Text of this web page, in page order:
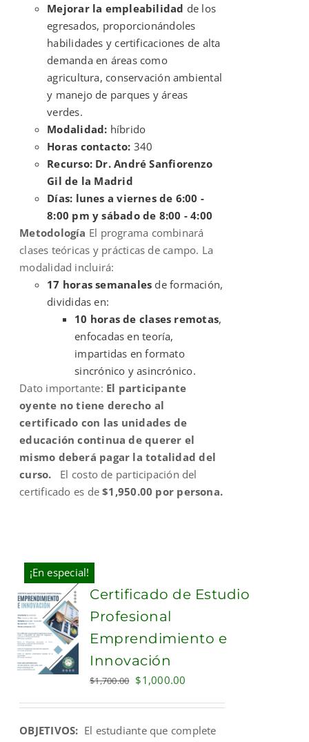
Mejorar la empleabilidad de los
egresados, proporcionándoles
habilidades y certificaciones de alta
demanda en áreas como
agricultura, conservación ambiental
y manejo de parques y áreas
verdes.
Modalidad: híbrido
Horas contacto: 340
Recurso: Dr. André Sanfiorenzo
Gil de la Madrid
Días: lunes a viernes de 6:00 -
8:00 pm y sábado de 8:00 - 4:00
Metodología El programa combinará
clases teóricas y prácticas de campo. La
modalidad incluirá:
17 horas semanales de formación,
divididas en:
10 horas de clases remotas,
enfocadas en teoría,
impartidas en formato
sincrónico y asincrónico.
Dato importante: El participante
oyente no tiene derecho al
certificado con las unidades de
educación continua de querer el
mismo deberá pagar la totalidad del
curso.
El costo de participación del
certificado es de$1,950.00 por persona.
¡En especial!
ADD TO
CART
Certificado de Estudio
Profesional
Emprendimiento e
Innovación
$1,700.00 Original
$1,700.00.
$1,000.00
$1,000.00.
OBJETIVOS: El estudiante que complete